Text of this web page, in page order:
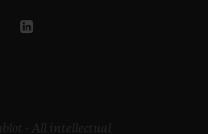
- All intellectual